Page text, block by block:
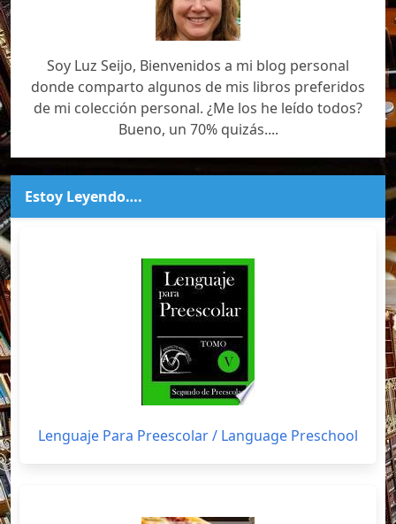
Soy Luz Seijo, Bienvenidos a mi blog personal
donde comparto algunos de mis libros preferidos
de mi colección personal. ¿Me los he leído todos?
Bueno, un 70% quizás....
Estoy Leyendo….
Lenguaje Para Preescolar / Language Preschool